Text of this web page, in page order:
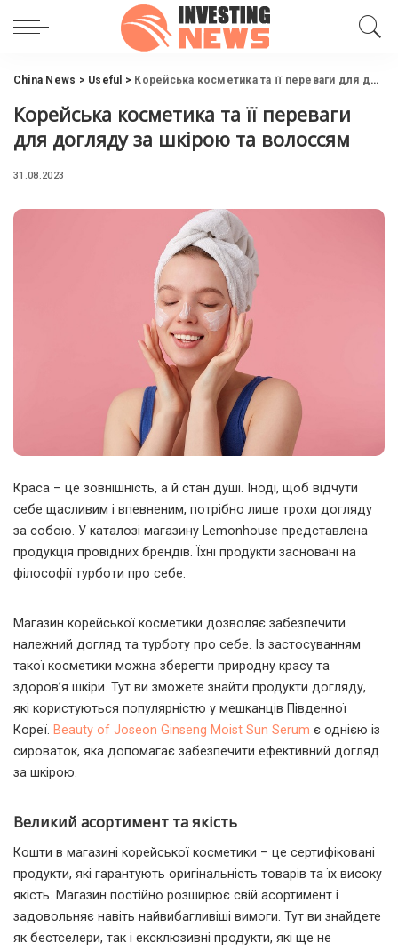
China News > Useful > Корейська косметика та її переваги для догляду за шкірою та волоссям
Корейська косметика та її переваги
для догляду за шкірою та волоссям
31.08.2023
Краса – це зовнішність, а й стан душі. Іноді, щоб відчути
себе щасливим і впевненим, потрібно лише трохи догляду
за собою. У каталозі магазину Lemonhouse представлена
продукція провідних брендів. Їхні продукти засновані на
філософії турботи про себе.
Магазин корейської косметики дозволяє забезпечити
належний догляд та турботу про себе. Із застосуванням
такої косметики можна зберегти природну красу та
здоров’я шкіри. Тут ви зможете знайти продукти догляду,
які користуються популярністю у мешканців Південної
Кореї. Beauty of Joseon Ginseng Moist Sun Serum є однією із
сироваток, яка допомагає забезпечити ефективний догляд
за шкірою.
Великий асортимент та якість
Кошти в магазині корейської косметики – це сертифіковані
продукти, які гарантують оригінальність товарів та їх високу
якість. Магазин постійно розширює свій асортимент і
задовольняє навіть найвибагливіші вимоги. Тут ви знайдете
як бестселери, так і ексклюзивні продукти, які ще не